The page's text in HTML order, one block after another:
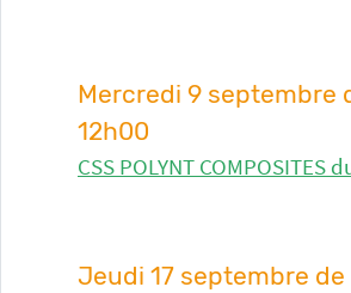
Mercredi 9 septembre
12h00
CSS POLYNT COMPOSITES
Jeudi 17 septembre